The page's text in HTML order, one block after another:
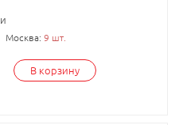
Москва: 9 шт.
В корзину